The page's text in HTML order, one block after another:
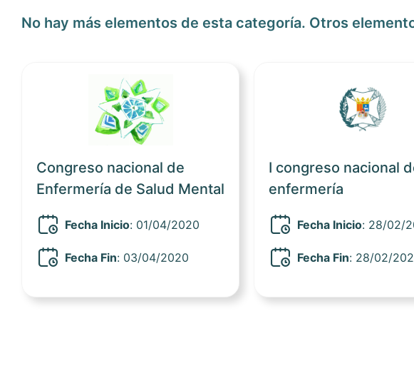
No hay más elementos de esta categoría. Otros
Congreso nacional de
Enfermería de Salud Mental
Fecha Inicio: 01/04/2020
Fecha Fin: 03/04/2020
I congreso nacional
enfermería
Fecha Inicio: 28/02/
Fecha Fin: 28/02/